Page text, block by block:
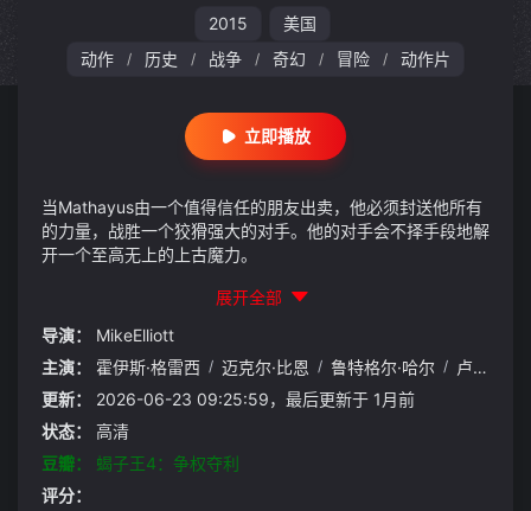
2015
美国
动作
/ 历史 / 战争 / 奇幻 / 冒险 / 动作片
立即播放
当Mathayus由一个值得信任的朋友出卖，他必须封送他所有
的力量，战胜一个狡猾强大的对手。他的对手会不择手段地解
开一个至高无上的上古魔力。
展开全部
导演：
MikeElliott
主演：
霍伊斯·格雷西 / 迈克尔·比恩 / 鲁特格尔·哈尔 / 卢·弗里基诺
更新：
2026-06-23 09:25:59，最后更新于 1月前
状态：
高清
豆瓣：
蝎子王4：争权夺利
评分：